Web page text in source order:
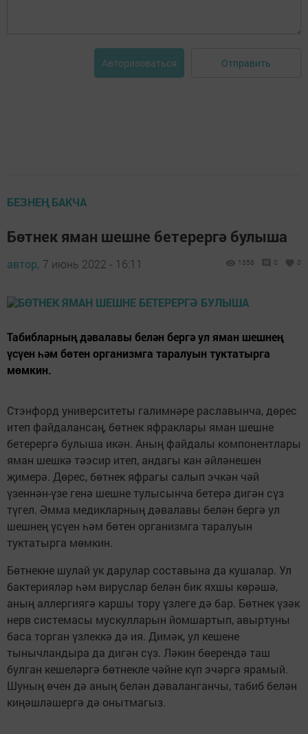
Авторизоваться Отправить
БЕЗНЕҢ БАКЧА
Бөтнек яман шешне бетерергә булыша
автор, 7 июнь 2022 - 16:11 1358 0 0
Табибларның дәвалавы белән бергә ул яман шешнең
үсүен һәм бөтен организмга таралуын туктатырга
мөмкин.
Стэнфорд университеты галимнәре раславынча, дөрес
итеп файдалансаң, бөтнек яфраклары яман шешне
бетерергә булыша икән. Аның файдалы компонентлары
яман шешкә тәэсир итеп, андагы кан әйләнешен
җимерә. Дөрес, бөтнек яфрагы салып эчкән чәй
үзеннән-үзе генә шешне тулысынча бетерә дигән сүз
түгел. Әмма медикларның дәвалавы белән бергә ул
шешнең үсүен һәм бөтен организмга таралуын
туктатырга мөмкин.
Бөтнекне шулай ук дарулар составына да кушалар. Ул
бактерияләр һәм вируслар белән бик яхшы көрәшә,
аның аллергиягә каршы тору үзлеге дә бар. Бөтнек үзәк
нерв системасы мускулларын йомшартып, авыртуны
баса торган үзлеккә дә ия. Димәк, ул кешене
тынычландыра да дигән сүз. Ләкин бөерендә таш
булган кешеләргә бөтнекле чәйне күп эчәргә ярамый.
Шуның өчен дә аның белән дәваланганчы, табиб белән
киңәшләшергә дә онытмагыз.